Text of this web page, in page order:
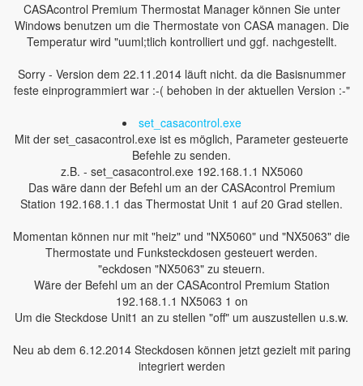
CASAcontrol Premium Thermostat Manager können Sie unter
Windows benutzen um die Thermostate von CASA managen. Die
Temperatur wird "uuml;tlich kontrolliert und ggf. nachgestellt.
Sorry - Version dem 22.11.2014 läuft nicht. da die Basisnummer
feste einprogrammiert war :-( behoben in der aktuellen Version :-"
set_casacontrol.exe
Mit der set_casacontrol.exe ist es möglich, Parameter gesteuerte
Befehle zu senden.
z.B. - set_casacontrol.exe 192.168.1.1 NX5060
Das wäre dann der Befehl um an der CASAcontrol Premium
Station 192.168.1.1 das Thermostat Unit 1 auf 20 Grad stellen.
Momentan können nur mit "heiz" und "NX5060" und "NX5063" die
Thermostate und Funksteckdosen gesteuert werden.
"eckdosen "NX5063" zu steuern.
Wäre der Befehl um an der CASAcontrol Premium Station
192.168.1.1 NX5063 1 on
Um die Steckdose Unit1 an zu stellen "off" um auszustellen u.s.w.
Neu ab dem 6.12.2014 Steckdosen können jetzt gezielt mit paring
integriert werden